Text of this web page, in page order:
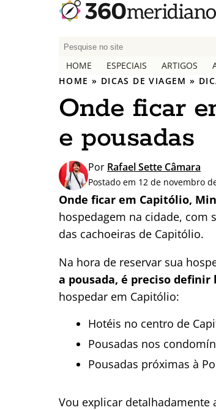
P
q
u
i
s
a
p
o
r
:
HOME ESPECIAIS ARTIGOS
HOME » DICAS DE VIAGEM »
Onde ficar
e pousadas
Por Rafael Sette Câmara
Postado em 12 de novembro
Onde ficar em Capitólio,
hospedagem na cidade, com
das cachoeiras de Capitólio.
Na hora de reservar sua
a pousada, é preciso definir
hospedar em Capitólio:
Hotéis no centro de
Pousadas nos
Pousadas próximas à
Vou explicar detalhadamente